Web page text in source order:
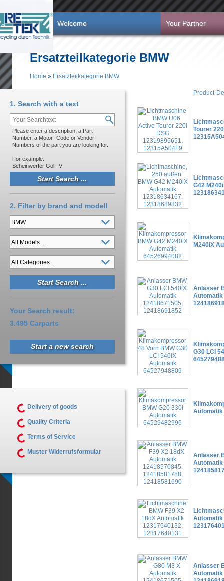
Skip to main content
Welcome Your Partner
Ersatzteilkategorie BMW
Home » Ersatzteilkategorie BMW
Product-
Tourer
G42
M240iX
Anlasser
Automatik
G30 LCI
Automatik
Anlasser
Automatik
Automatik
Anlasser
Automatik
1. Search with a text
Please enter a description, a Part-
Number, a Motor- Code or Vendor-
Numbers of the part you are looking for.
For example:
Scheinwerfer Golf IV
2. Filter by brand and modell
Your Search result:
3.495 Carparts
Start a new search
Delivery of goods
Quality Criteria
Terms of Service
Muster Widerrufsformular